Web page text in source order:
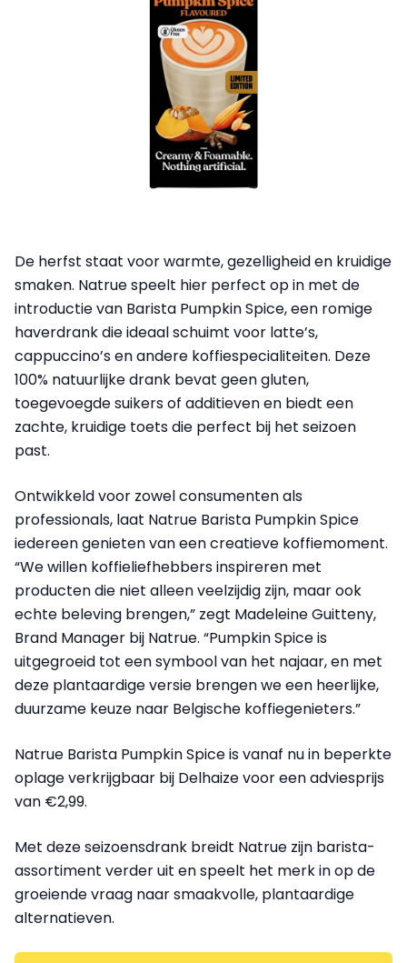
De herfst staat voor warmte, gezelligheid en kruidige
smaken. Natrue speelt hier perfect op in met de
introductie van Barista Pumpkin Spice, een romige
haverdrank die ideaal schuimt voor latte’s,
cappuccino’s en andere koffiespecialiteiten. Deze
100% natuurlijke drank bevat geen gluten,
toegevoegde suikers of additieven en biedt een
zachte, kruidige toets die perfect bij het seizoen
past.
Ontwikkeld voor zowel consumenten als
professionals, laat Natrue Barista Pumpkin Spice
iedereen genieten van een creatieve koffiemoment.
“We willen koffieliefhebbers inspireren met
producten die niet alleen veelzijdig zijn, maar ook
echte beleving brengen,” zegt Madeleine Guitteny,
Brand Manager bij Natrue. “Pumpkin Spice is
uitgegroeid tot een symbool van het najaar, en met
deze plantaardige versie brengen we een heerlijke,
duurzame keuze naar Belgische koffiegenieters.”
Natrue Barista Pumpkin Spice is vanaf nu in beperkte
oplage verkrijgbaar bij Delhaize voor een adviesprijs
van €2,99.
Met deze seizoensdrank breidt Natrue zijn barista-
assortiment verder uit en speelt het merk in op de
groeiende vraag naar smaakvolle, plantaardige
alternatieven.